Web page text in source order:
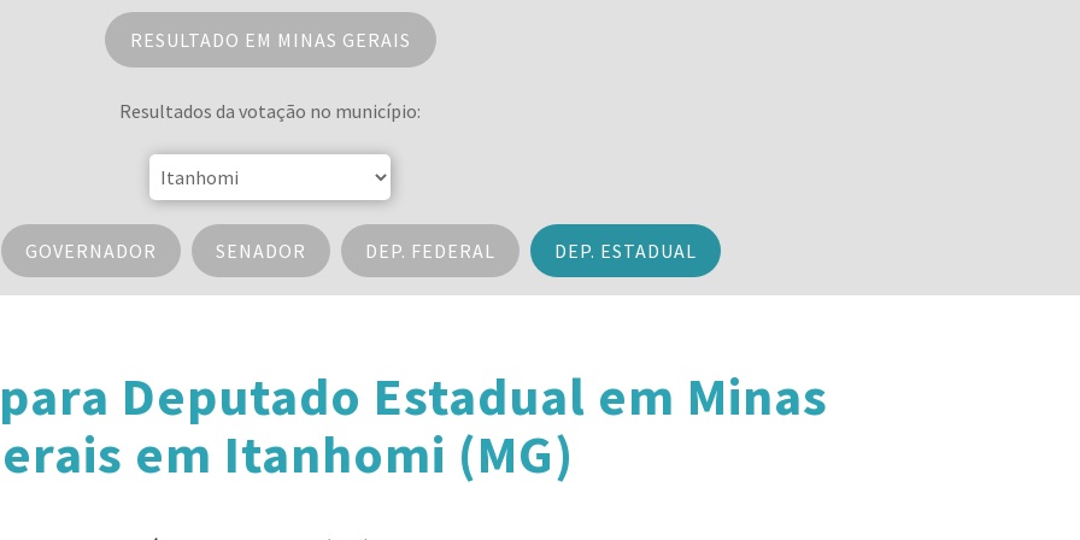
RESULTADO EM MINAS GERAIS
Resultados da votação no município:
GOVERNADOR SENADOR DEP. FEDERAL DEP. ESTADUAL
Deputado Estadual em Minas
em Itanhomi (MG)